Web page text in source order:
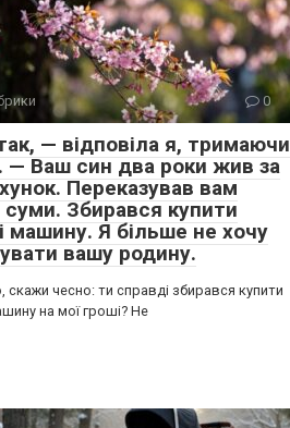
0
— відповіла я, тримаючи
— Ваш син два роки жив за
Переказував вам
суми. Збирався купити
машину. Я більше не хочу
вашу родину.
скажи чесно: ти справді збирався купити
на мої гроші? Не